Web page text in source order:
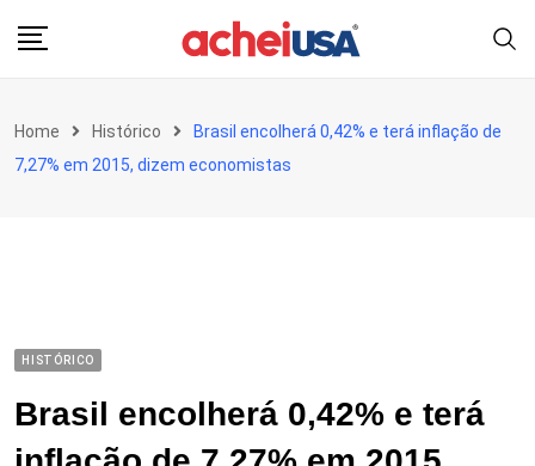
Home Histórico
Brasil encolherá 0,42% e terá inflação de
7,27% em 2015, dizem economistas
HISTÓRICO
Brasil encolherá 0,42% e terá